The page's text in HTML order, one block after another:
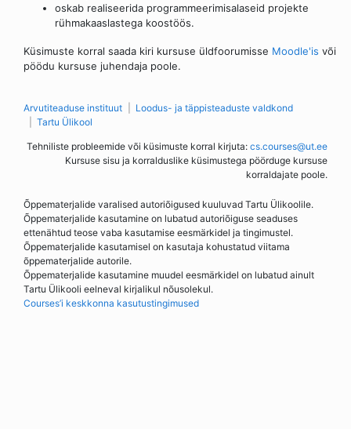
oskab realiseerida programmeerimisalaseid projekte
rühmakaaslastega koostöös.
Küsimuste korral saada kiri kursuse üldfoorumisse Moodle'is või
pöödu kursuse juhendaja poole.
Arvutiteaduse instituut
Loodus- ja täppisteaduste valdkond
Tartu Ülikool
Tehniliste probleemide või küsimuste korral kirjuta: cs.courses@ut.ee
Kursuse sisu ja korralduslike küsimustega pöörduge kursuse
korraldajate poole.
Õppematerjalide varalised autoriõigused kuuluvad Tartu Ülikoolile.
Õppematerjalide kasutamine on lubatud autoriõiguse seaduses
ettenähtud teose vaba kasutamise eesmärkidel ja tingimustel.
Õppematerjalide kasutamisel on kasutaja kohustatud viitama
õppematerjalide autorile.
Õppematerjalide kasutamine muudel eesmärkidel on lubatud ainult
Tartu Ülikooli eelneval kirjalikul nõusolekul.
Courses’i keskkonna kasutustingimused